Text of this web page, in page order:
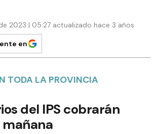
2023 | 05:27 actualizado hace 3 años
en
TODA LA PROVINCIA
del IPS cobrarán